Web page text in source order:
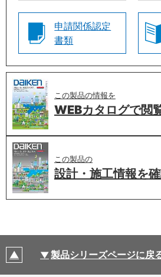
申請関係認定
書類
この製品の情報を
WEBカタログで閲
この製品の
設計・施工情報を
製品シリーズページに戻